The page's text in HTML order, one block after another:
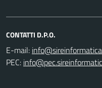
CONTATTI D.P.O.
E-mail:
PEC: